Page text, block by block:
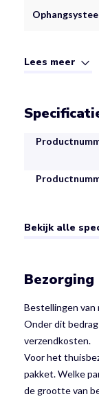
Lees meer
Bekijk alle
Bestellingen van
Onder dit
verzendkosten.
Voor het
pakket. Welke
de grootte van